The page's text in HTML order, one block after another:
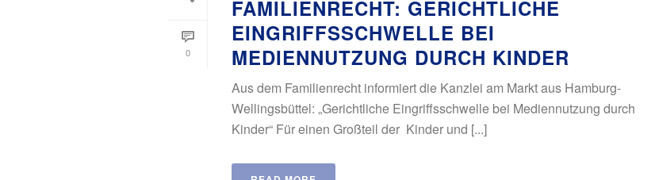
0
FAMILIENRECHT: GERICHTLICHE
EINGRIFFSSCHWELLE BEI
MEDIENNUTZUNG DURCH KINDER
Aus dem Familienrecht informiert die Kanzlei am Markt aus Hamburg-
Wellingsbüttel: „Gerichtliche Eingriffsschwelle bei Mediennutzung durch
Kinder“ Für einen Großteil der Kinder und [...]